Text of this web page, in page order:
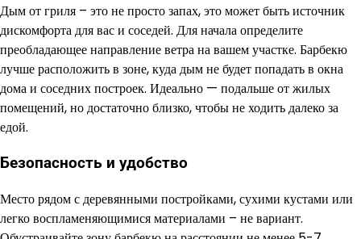
Дым от гриля – это не просто запах, это может быть источник
дискомфорта для вас и соседей. Для начала определите
преобладающее направление ветра на вашем участке. Барбекю
лучше расположить в зоне, куда дым не будет попадать в окна
дома и соседних построек. Идеально — подальше от жилых
помещений, но достаточно близко, чтобы не ходить далеко за
едой.
Безопасность и удобство
Место рядом с деревянными постройками, сухими кустами или
легко воспламеняющимися материалами – не вариант.